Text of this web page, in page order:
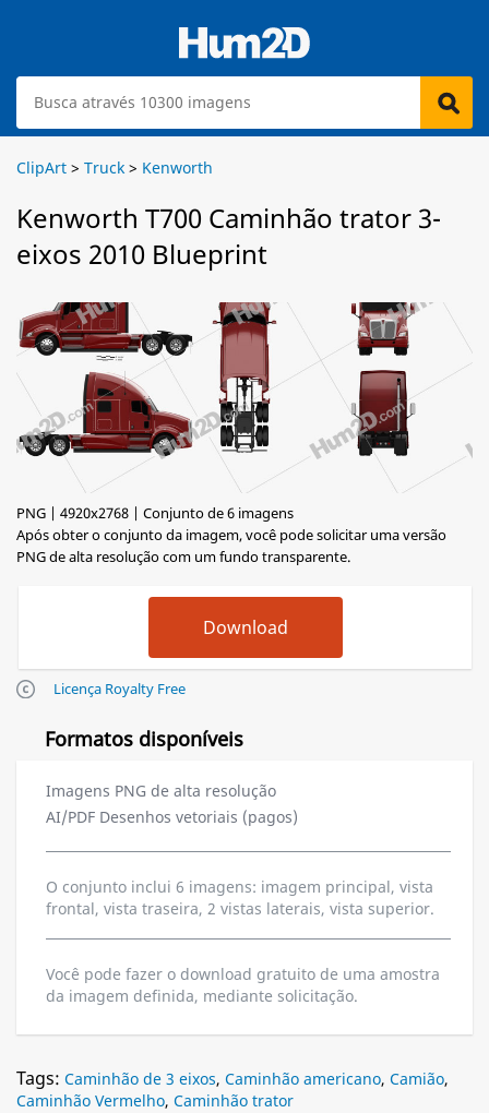
ClipArt > Truck > Kenworth
Kenworth T700 Caminhão trator 3-
eixos 2010 Blueprint
PNG | 4920x2768 | Conjunto de 6 imagens
Após obter o conjunto da imagem, você pode solicitar uma versão
PNG de alta resolução com um fundo transparente.
Licença Royalty Free
Formatos disponíveis
Imagens PNG de alta resolução
AI/PDF Desenhos vetoriais (pagos)
O conjunto inclui 6 imagens: imagem principal, vista
frontal, vista traseira, 2 vistas laterais, vista superior.
Você pode fazer o download gratuito de uma amostra
da imagem definida, mediante solicitação.
Tags: Caminhão de 3 eixos, Caminhão americano, Camião,
Caminhão Vermelho, Caminhão trator